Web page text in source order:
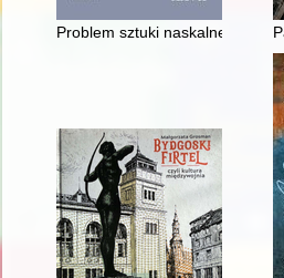
Problem sztuki naskalnej w